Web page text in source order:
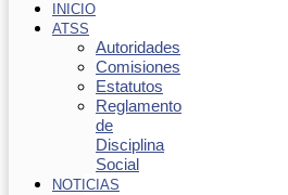
INICIO
ATSS
Autoridades
Comisiones
Estatutos
Reglamento
de
Disciplina
Social
NOTICIAS